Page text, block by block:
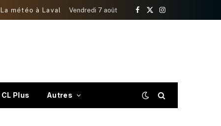
La météo à Laval Vendredi 7 août
Facebook
X
Instagram
CL Plus Autres